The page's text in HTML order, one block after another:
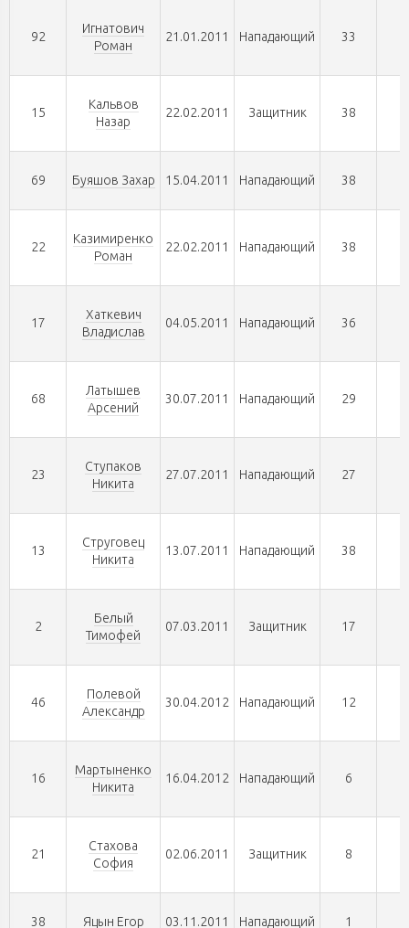
92
Игнатович
Роман
21.01.2011 Нападающий 33
15
Кальвов
Назар
22.02.2011 Защитник 38
69 Буяшов Захар 15.04.2011 Нападающий 38
22
Казимиренко
Роман
22.02.2011 Нападающий 38
17
Хаткевич
Владислав
04.05.2011 Нападающий 36
68
Латышев
Арсений
30.07.2011 Нападающий 29
23
Ступаков
Никита
27.07.2011 Нападающий 27
13
Струговец
Никита
13.07.2011 Нападающий 38
2
Белый
Тимофей
07.03.2011 Защитник 17
46
Полевой
Александр
30.04.2012 Нападающий 12
16
Мартыненко
Никита
16.04.2012 Нападающий 6
21
Стахова
София
02.06.2011 Защитник 8
38 Яцын Егор 03.11.2011 Нападающий 1